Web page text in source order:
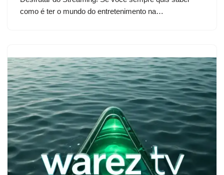
como é ter o mundo do entretenimento na…